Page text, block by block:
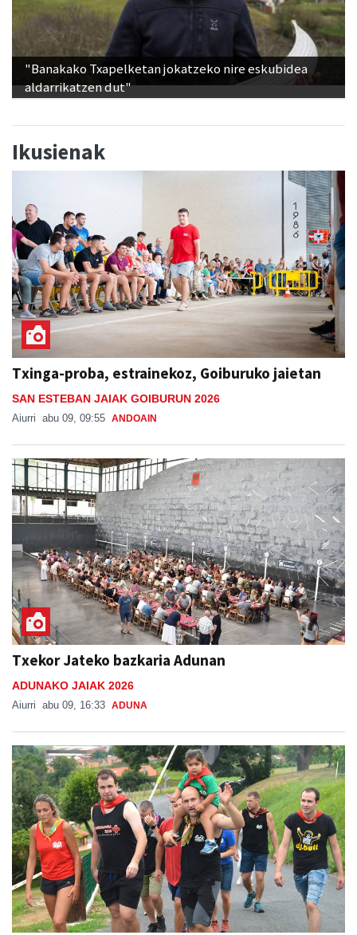
"Banakako Txapelketan jokatzeko nire eskubidea
aldarrikatzen dut"
Ikusienak
Txinga-proba, estrainekoz, Goiburuko jaietan
SAN ESTEBAN JAIAK GOIBURUN 2026
Aiurri abu 09, 09:55 ANDOAIN
Txekor Jateko bazkaria Adunan
ADUNAKO JAIAK 2026
Aiurri abu 09, 16:33 ADUNA